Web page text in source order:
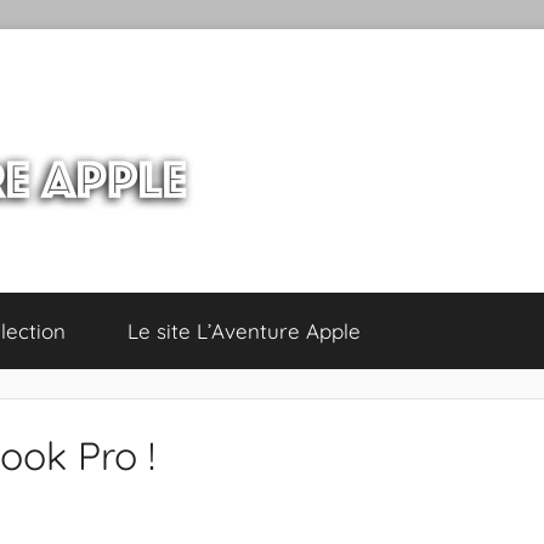
Le site L’Aventure Apple
Pro !